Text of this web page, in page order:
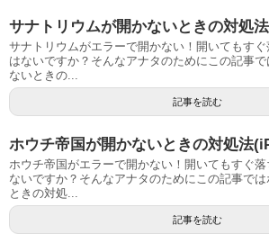
サナトリウムが開かないときの対処
サナトリウムがエラーで開かない！開いてもす
はないですか？そんなアナタのためにこの記事
ないときの...
記事を読む
ホウチ帝国が開かないときの対処法
ホウチ帝国がエラーで開かない！開いてもすぐ
ないですか？そんなアナタのためにこの記事で
ときの対処...
記事を読む